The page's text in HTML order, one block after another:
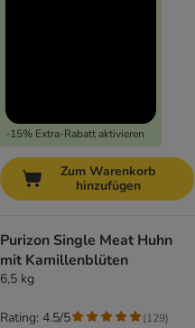
-15% Extra-Rabatt aktivieren
Zum Warenkorb
hinzufügen
Purizon Single Meat Huhn
mit Kamillenblüten
6,5 kg
Rating: 4.5/5 (129)